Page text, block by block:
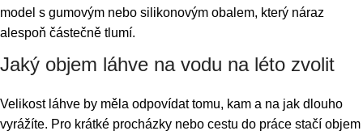
model s gumovým nebo silikonovým obalem, který náraz
alespoň částečně tlumí.
Jaký objem láhve na vodu na léto zvolit
Velikost láhve by měla odpovídat tomu, kam a na jak dlouho
vyrážíte. Pro krátké procházky nebo cestu do práce stačí objem